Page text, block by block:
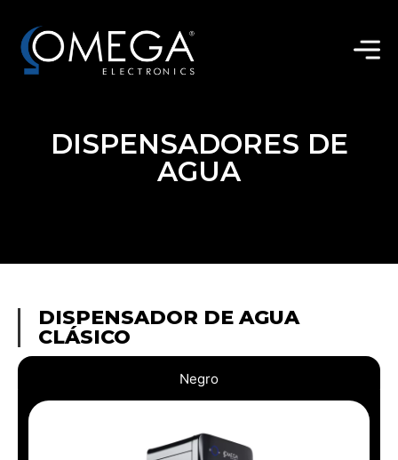
DISPENSADORES DE
AGUA
DISPENSADOR DE AGUA
CLÁSICO
Negro